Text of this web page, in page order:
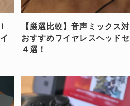
【厳選比較】音声ミックス
おすすめワイヤレスヘッドセ
４選！